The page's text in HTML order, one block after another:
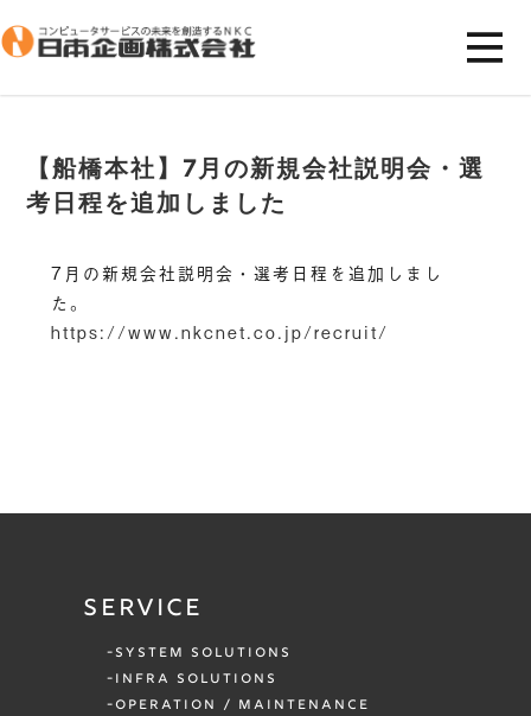
【船橋本社】7月の新規会社説明会・選
考日程を追加しました
7月の新規会社説明会・選考日程を追加しまし
た。
https://www.nkcnet.co.jp/recruit/
SERVICE
SYSTEM SOLUTIONS
INFRA SOLUTIONS
OPERATION / MAINTENANCE